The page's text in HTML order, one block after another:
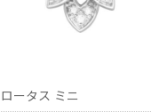
ロータス ミニ